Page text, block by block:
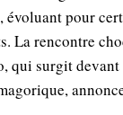
évoluant pour
La rencontre
qui surgit